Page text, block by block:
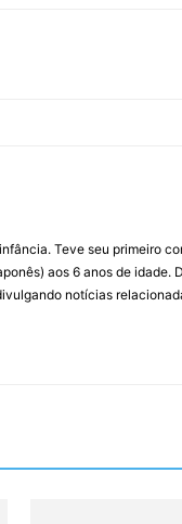
Teve seu primeiro
aos 6 anos de idade.
notícias